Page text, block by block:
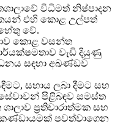
විධිමත් නිෂ්පාදන
එහි කොළ උල්පත්
වේ.
කොළ වසන්ත
වැඩි දියුණු
සඳහා අඛණ්ඩව
සහාය ලබා දීමට සහ
පිළිබඳව සමස්ත
ප්‍රතිචාරාත්මක සහ
පවත්වාගෙන